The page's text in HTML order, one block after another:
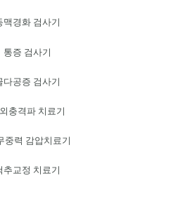
맥경화 검사기
통증 검사기
다공증 검사기
충격파 치료기
중력 감압치료기
추교정 치료기